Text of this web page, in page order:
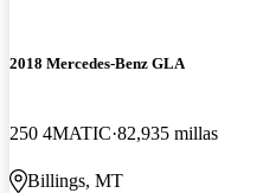
2018 Mercedes-Benz GLA
250 4MATIC 82,935 millas
Billings, MT